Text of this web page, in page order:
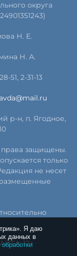
Я даю
данных в
округа
Н. Е.
Н. А.
51, 2-31-13
р-н, п. Ягодное,
права защищены.
только
не несет
12+